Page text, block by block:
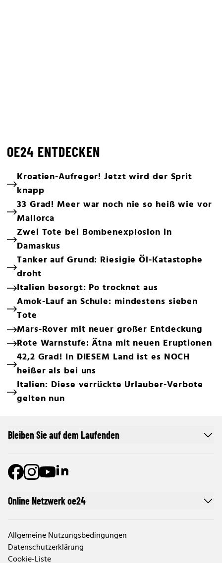
OE24 ENTDECKEN
Kroatien-Aufreger! Jetzt wird der Sprit
knapp
33 Grad! Meer war noch nie so heiß wie vor
Mallorca
Zwei Tote bei Bombenexplosion in
Damaskus
Tanker auf Grund: Riesigie Öl-Katastophe
droht
Italien besorgt: Po trocknet aus
Amok-Lauf an Schule: mindestens sieben
Tote
Mars-Rover mit neuer großer Entdeckung
Rote Warnstufe: Ätna mit neuen Eruptionen
42,2 Grad! In DIESEM Land ist es NOCH
heißer als bei uns
Italien: Diese verrückte Urlauber-Verbote
gelten nun
Online Netzwerk oe24
Allgemeine Nutzungsbedingungen
Datenschutzerklärung
Cookie-Liste
Bleiben Sie auf dem Laufenden